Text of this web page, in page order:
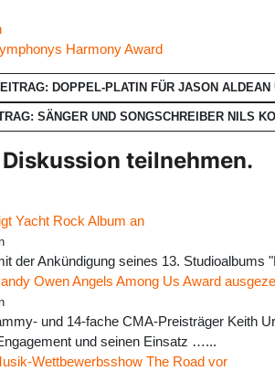
Harmony Award
DOPPEL-PLATIN FÜR JASON
SÄNGER UND SONGSCHREIBER NILS
teilnehmen.
Yacht Rock Album an
der Ankündigung seines 13.
Owen Angels Among Us Award
und 14-fache CMA-Preisträger Keith
und seinen Einsatz …...
Wettbewerbsshow The Road vor